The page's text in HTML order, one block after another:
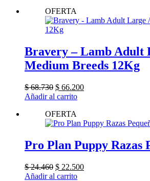
era:
$ 23.240.$ 19.900.
OFERTA
Bravery – Lamb Adult
Medium Breeds 12Kg
$68.730 El
precio
era:
$ 68.730.
$ 66.200El
$ 66.200.
Añadir al carrito
OFERTA
Pro Plan Puppy Razas
$24.460 El
precio
$ 22.500El
Añadir al carrito